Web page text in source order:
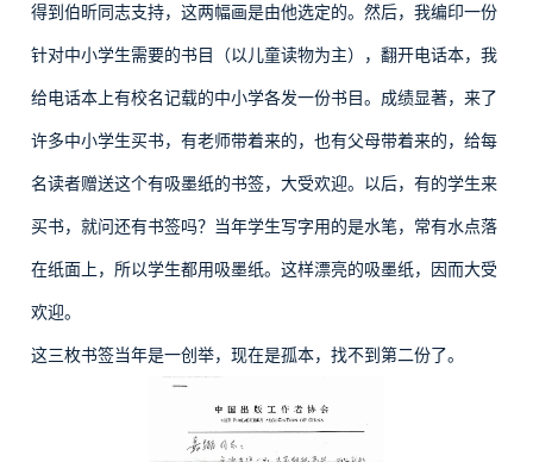
得到伯昕同志支持，这两幅画是由他选定的。然后，我编印一份
针对中小学生需要的书目（以儿童读物为主），翻开电话本，我
给电话本上有校名记载的中小学各发一份书目。成绩显著，来了
许多中小学生买书，有老师带着来的，也有父母带着来的，给每
名读者赠送这个有吸墨纸的书签，大受欢迎。以后，有的学生来
买书，就问还有书签吗？当年学生写字用的是水笔，常有水点落
在纸面上，所以学生都用吸墨纸。这样漂亮的吸墨纸，因而大受
欢迎。
这三枚书签当年是一创举，现在是孤本，找不到第二份了。